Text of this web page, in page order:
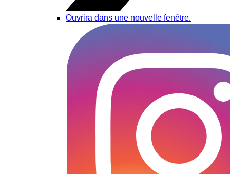
Ouvrira dans une nouvelle fenêtre.